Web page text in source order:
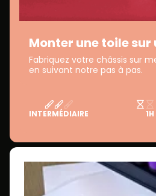
Monter une toile sur
Fabriquez votre châssis sur
en suivant notre pas à pas.
INTERMÉDIAIRE 1H